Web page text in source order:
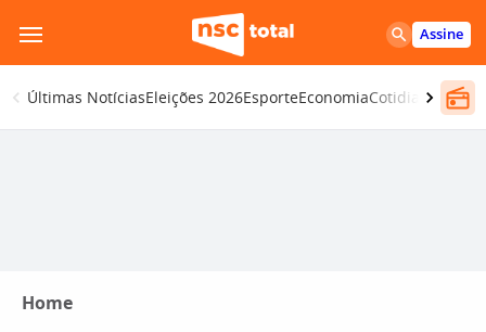
para
o
conteúdo
Assine
Últimas NotíciasEleições 2026EsporteEconomiaCotidiano
Home